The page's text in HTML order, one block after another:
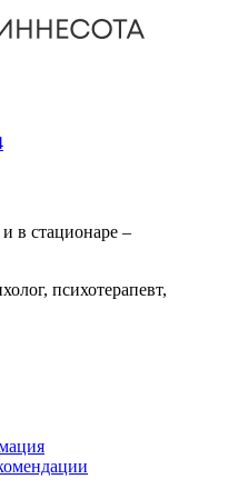
в стационаре –
психотерапевт,